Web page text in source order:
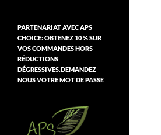
PARTENARIAT AVEC APS
CHOICE: OBTENEZ 10 % SUR
VOS COMMANDES HORS
RÉDUCTIONS
DÉGRESSIVES.DEMANDEZ
NOUS VOTRE MOT DE PASSE